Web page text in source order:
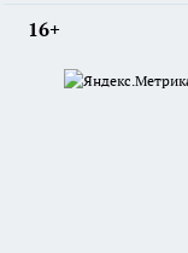
16+